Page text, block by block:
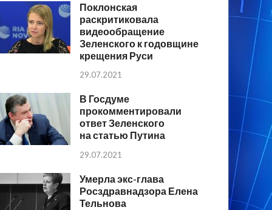
Поклонская
раскритиковала
видеообращение
Зеленского к годовщине
крещения Руси
29.07.2021
В Госдуме
прокомментировали
ответ Зеленского
на статью Путина
29.07.2021
Умерла экс-глава
Росздравнадзора Елена
Тельнова